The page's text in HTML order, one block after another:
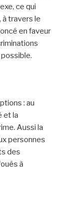
ce qui
à travers le
en faveur
: au
et la
Aussi la
personnes
des
à